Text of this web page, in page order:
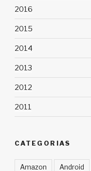
2016
2015
2014
2013
2012
2011
CATEGORIAS
Amazon Android